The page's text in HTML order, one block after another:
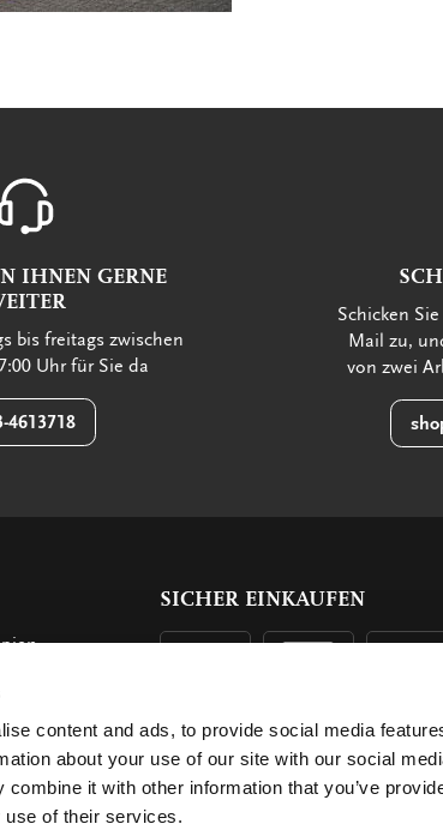
content and ads, to provide social media
about your use of our site with our social
it with other information that you’ve
use of their services.
IHNEN GERNE
bis freitags zwischen
Uhr für Sie da
4613718
Schicken
Mail zu,
von zwei
SICHER EINKAUFEN